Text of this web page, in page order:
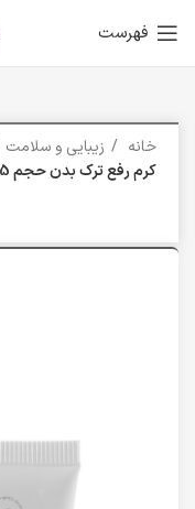
فهرست
خانه زیبایی و سلامت
کرم رفع ترک بدن حجم 75 میلی لیتر مارگریت